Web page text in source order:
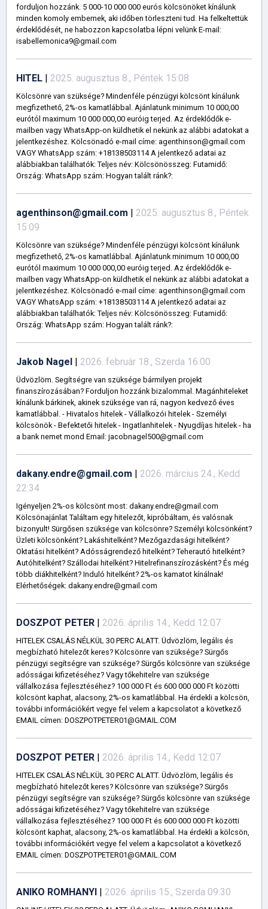
forduljon hozzánk. 5 000-10 000 000 eurós kölcsönöket kínálunk
minden komoly embernek, aki időben törleszteni tud. Ha felkeltettük
érdeklődését, ne habozzon kapcsolatba lépni velünk E-mail:
isabellemonica9@gmail.com
HITEL | 2025. augusztus 8., Péntek 15:08
Kölcsönre van szüksége? Mindenféle pénzügyi kölcsönt kínálunk
megfizethető, 2%-os kamatlábbal. Ajánlatunk minimum 10 000,00
eurótól maximum 10 000 000,00 euróig terjed. Az érdeklődők e-
mailben vagy WhatsApp-on küldhetik el nekünk az alábbi adatokat a
jelentkezéshez. Kölcsönadó e-mail címe: agenthinson@gmail.com
VAGY WhatsApp szám: +18138503114 A jelentkező adatai az
alábbiakban találhatók: Teljes név: Kölcsönösszeg: Futamidő:
Ország: WhatsApp szám: Hogyan talált ránk?:
agenthinson@gmail.com | 2025. augusztus 8., Péntek
15:09
Kölcsönre van szüksége? Mindenféle pénzügyi kölcsönt kínálunk
megfizethető, 2%-os kamatlábbal. Ajánlatunk minimum 10 000,00
eurótól maximum 10 000 000,00 euróig terjed. Az érdeklődők e-
mailben vagy WhatsApp-on küldhetik el nekünk az alábbi adatokat a
jelentkezéshez. Kölcsönadó e-mail címe: agenthinson@gmail.com
VAGY WhatsApp szám: +18138503114 A jelentkező adatai az
alábbiakban találhatók: Teljes név: Kölcsönösszeg: Futamidő:
Ország: WhatsApp szám: Hogyan talált ránk?:
Jakob Nagel | 2026. február 18., Szerda 16:00
Üdvözlöm. Segítségre van szüksége bármilyen projekt
finanszírozásában? Forduljon hozzánk bizalommal. Magánhiteleket
kínálunk bárkinek, akinek szüksége van rá, nagyon kedvező éves
kamatlábbal. - Hivatalos hitelek - Vállalkozói hitelek - Személyi
kölcsönök - Befektetői hitelek - Ingatlanhitelek - Nyugdíjas hitelek - ha
a bank nemet mond Email: jacobnagel500@gmail.com
dakany.endre@gmail.com | 2026. március 24., Kedd
22:34
Igényeljen 2%-os kölcsönt most: dakany.endre@gmail.com
Kölcsönajánlat Találtam egy hitelezőt, kipróbáltam, és valósnak
bizonyult! Sürgősen szüksége van kölcsönre? Személyi kölcsönként?
Üzleti kölcsönként? Lakáshitelként? Mezőgazdasági hitelként?
Oktatási hitelként? Adósságrendező hitelként? Teherautó hitelként?
Autóhitelként? Szállodai hitelként? Hitelrefinanszírozásként? És még
több diákhitelként? Induló hitelként? 2%-os kamatot kínálnak!
Elérhetőségek: dakany.endre@gmail.com
DOSZPOT PETER | 2026. április 14., Kedd 12:07
HITELEK CSALÁS NÉLKÜL 30 PERC ALATT. Üdvözlöm, legális és
megbízható hitelezőt keres? Kölcsönre van szüksége? Sürgős
pénzügyi segítségre van szüksége? Sürgős kölcsönre van szüksége
adósságai kifizetéséhez? Vagy tőkehitelre van szüksége
vállalkozása fejlesztéséhez? 100 000 Ft és 600 000 000 Ft közötti
kölcsönt kaphat, alacsony, 2%-os kamatlábbal. Ha érdekli a kölcsön,
további információkért vegye fel velem a kapcsolatot a következő
EMAIL címen: DOSZPOTPETER01@GMAIL.COM
DOSZPOT PETER | 2026. április 14., Kedd 12:07
HITELEK CSALÁS NÉLKÜL 30 PERC ALATT. Üdvözlöm, legális és
megbízható hitelezőt keres? Kölcsönre van szüksége? Sürgős
pénzügyi segítségre van szüksége? Sürgős kölcsönre van szüksége
adósságai kifizetéséhez? Vagy tőkehitelre van szüksége
vállalkozása fejlesztéséhez? 100 000 Ft és 600 000 000 Ft közötti
kölcsönt kaphat, alacsony, 2%-os kamatlábbal. Ha érdekli a kölcsön,
további információkért vegye fel velem a kapcsolatot a következő
EMAIL címen: DOSZPOTPETER01@GMAIL.COM
ANIKO ROMHANYI | 2026. április 15., Szerda 09:30